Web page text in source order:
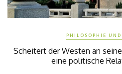
PHILOSOPHIE
Scheitert der Westen an
eine politische